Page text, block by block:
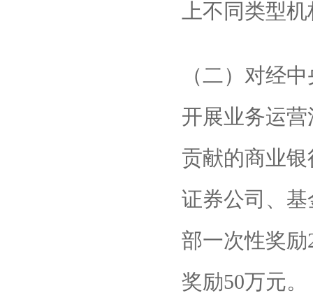
上不同类型
（二）对经
开展业务运
贡献的商业
证券公司、
部一次性奖
奖励50万元。